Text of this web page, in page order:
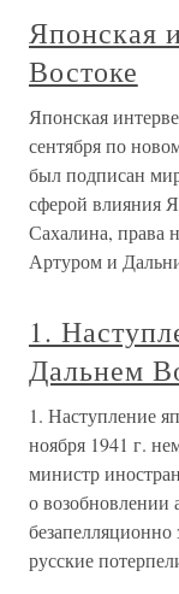
Японская
Востоке
Японская
сентября по
был подписан
сферой влияния
Сахалина, права
Артуром и
1.
Дальнем
1. Наступление
ноября 1941 г.
министр
о возобновлении
безапелляционно
русские